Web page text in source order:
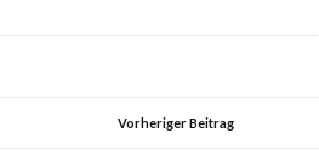
Vorheriger Beitrag